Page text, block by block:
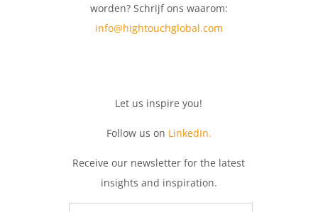
worden? Schrijf ons waarom:
info@hightouchglobal.com
Let us inspire you!
Follow us on LinkedIn.
Receive our newsletter for the latest
insights and inspiration.